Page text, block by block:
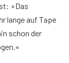
»Das
lange auf Tape
schon der